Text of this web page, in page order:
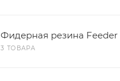
Фидерная резина Feeder
3 ТОВАРА